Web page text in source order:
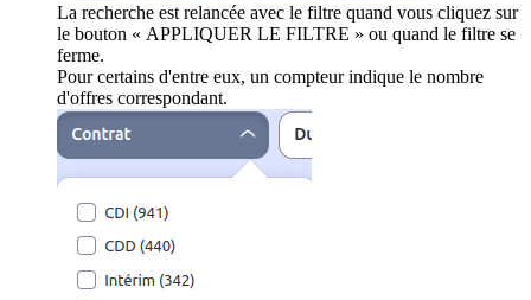
La recherche est relancée avec le filtre quand vous cliquez sur
le bouton « APPLIQUER LE FILTRE » ou quand le filtre se
ferme.
Pour certains d'entre eux, un compteur indique le nombre
d'offres correspondant.